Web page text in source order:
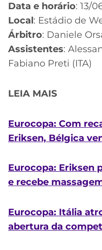
Data e horário: 13/
Local: Estádio de
Árbitro: Daniele
Assistentes:
Fabiano Preti (ITA)
LEIA MAIS
Eurocopa: Com
Eriksen, Bélgica
Eurocopa: Eriksen
e recebe
Eurocopa: Itália
abertura da